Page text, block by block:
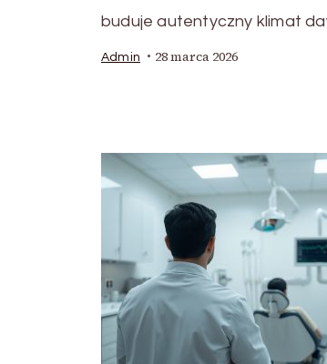
buduje autentyczny klimat
Admin 28 marca 2026